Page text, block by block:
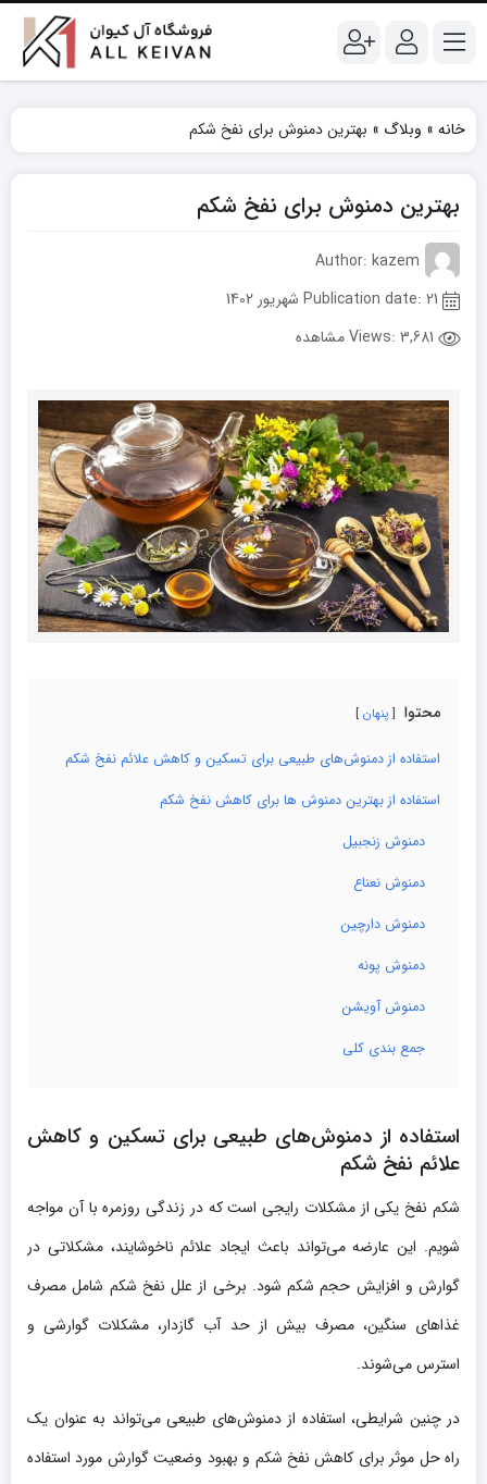
خانه » وبلاگ » بهترین دمنوش برای نفخ شکم
بهترین دمنوش برای نفخ شکم
Author: kazem
3,681 مشاهده
محتوا پنهان
استفاده از دمنوش‌های طبیعی برای تسکین و کاهش علائم نفخ شکم
استفاده از بهترین دمنوش ها برای کاهش نفخ شکم
دمنوش زنجبیل
دمنوش نعناع
دمنوش دارچین
دمنوش پونه
دمنوش آویشن
جمع بندی کلی
استفاده از دمنوش‌های طبیعی برای تسکین و کاهش
علائم نفخ شکم
شکم نفخ یکی از مشکلات رایجی است که در زندگی روزمره با آن مواجه
شویم. این عارضه می‌تواند باعث ایجاد علائم ناخوشایند، مشکلاتی در
گوارش و افزایش حجم شکم شود. برخی از علل نفخ شکم شامل مصرف
غذاهای سنگین، مصرف بیش از حد آب گازدار، مشکلات گوارشی و
استرس می‌شوند.
در چنین شرایطی، استفاده از دمنوش‌های طبیعی می‌تواند به عنوان یک
راه حل موثر برای کاهش نفخ شکم و بهبود وضعیت گوارش مورد استفاده